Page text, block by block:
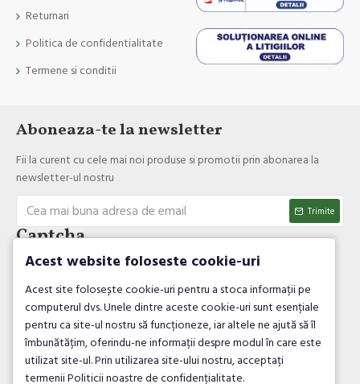
Returnari
Politica de confidentialitate
Termene si conditii
Aboneaza-te la newsletter
Fii la curent cu cele mai noi produse si promotii prin abonarea la
newsletter-ul nostru
Trimite
Captcha
Am citit şi sunt de acord cu Politica de confidentialitate
Acest website foloseste cookie-uri
Acest site folosește cookie-uri pentru a stoca informații pe
computerul dvs. Unele dintre aceste cookie-uri sunt esențiale
pentru ca site-ul nostru să funcționeze, iar altele ne ajută să îl
îmbunătățim, oferindu-ne informații despre modul în care este
utilizat site-ul. Prin utilizarea site-ului nostru, acceptați
termenii Politicii noastre de confidențialitate.